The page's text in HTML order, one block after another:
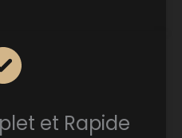
et Rapide